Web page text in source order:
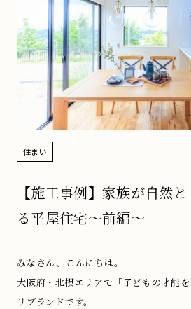
ら
リ
住まい
【施工事例】家族が自然
る平屋住宅〜前編〜
みなさん、こんにちは。
大阪府・北摂エリアで「子どもの才能
リブランドです。